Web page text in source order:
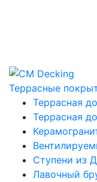
Террасные
Террасная
Террасная
Ступени из
Лавочный